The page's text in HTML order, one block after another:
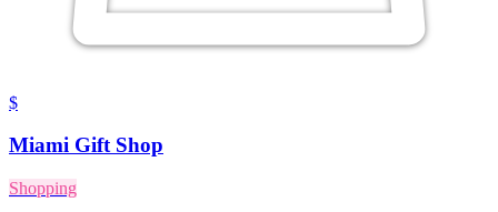
$
Miami Gift Shop
Shopping